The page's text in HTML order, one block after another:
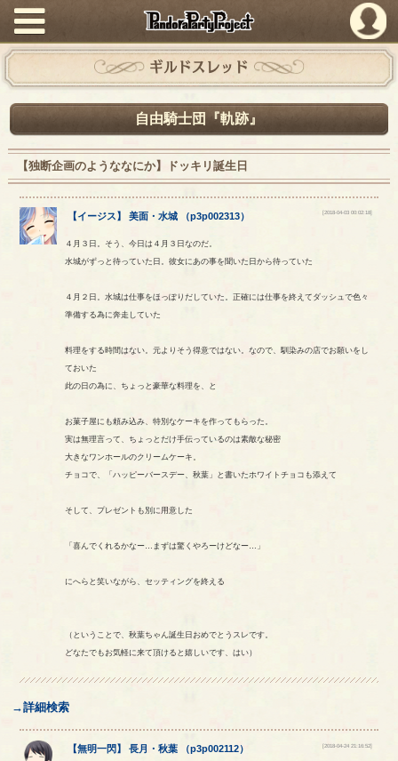
PandoraPartyProject
ギルドスレッド
自由騎士団『軌跡』
【独断企画のようななにか】ドッキリ誕生日
【イージス】美面 ・水城 （p3p002313） [2018-04-03 00:02:18]
４月３日。そう、今日は４月３日なのだ。
水城がずっと待っていた日。彼女にあの事を聞いた日から待っていた
４月２日。水城は仕事をほっぽりだしていた。正確には仕事を終えてダッシュで色々
準備する為に奔走していた
料理をする時間はない。元よりそう得意ではない。なので、馴染みの店でお願いをし
ておいた
此の日の為に、ちょっと豪華な料理を、と
お菓子屋にも頼み込み、特別なケーキを作ってもらった。
実は無理言って、ちょっとだけ手伝っているのは素敵な秘密
大きなワンホールのクリームケーキ。
チョコで、「ハッピーバースデー、秋葉」と書いたホワイトチョコも添えて
そして、プレゼントも別に用意した
「喜んでくれるかなー…まずは驚くやろーけどなー…」
にへらと笑いながら、セッティングを終える
（ということで、秋葉ちゃん誕生日おめでとうスレです。
どなたでもお気軽に来て頂けると嬉しいです、はい）
→詳細検索
【無明一閃 】長月 ・秋葉 （p3p002112） [2018-04-24 21:16:52]